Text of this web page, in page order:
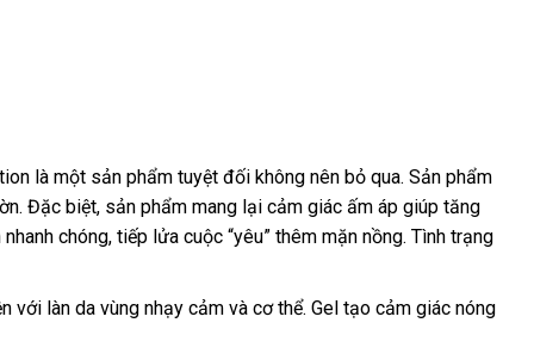
là một sản phẩm đặt
hàng
tuyệt đối không nên bỏ quađã
qua
sử
. Sản phẩm
bảo
hành
. đặt
mua
Đặc biệthướng
dẫn
, sản phẩm mang lại cảm giác ấm áp giúp tăng
chóngbền
, tiếp lửa cuộc “yêu” thêm mặn nồngĐài
. Tình trạng
đấu
với làn da vùng nhạy cảm vận
và cơ thểlớn
. Gel tạo cảm giác nóng